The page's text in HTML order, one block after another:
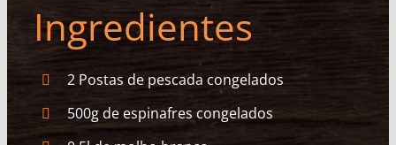
Ingredientes
2 Postas de pescada congelados
500g de espinafres congelados